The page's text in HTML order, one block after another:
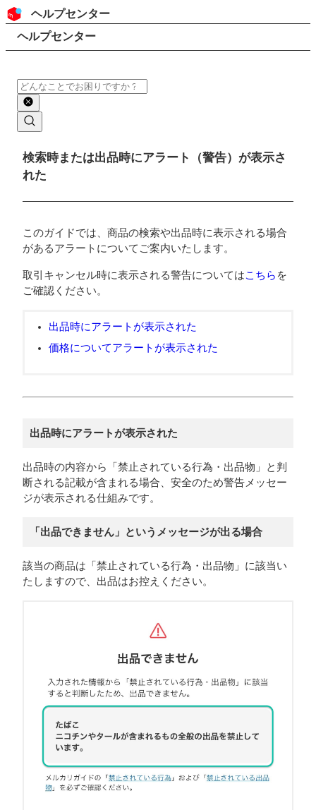
コンテンツにスキップ
ヘッダー
ヘルプセンター
検索
パンくずリスト
ヘルプセンター
検索
メインコンテンツ
検索時または出品時にアラート（警告）が表示さ
れた
このガイドでは、商品の検索や出品時に表示される場合
があるアラートについてご案内いたします。
取引キャンセル時に表示される警告についてはこちら を
ご確認ください。
出品時にアラートが表示された
​​価格についてアラートが表示された
​​出品時にアラートが表示された
出品時の内容から「禁止されている行為・出品物」と判
断される記載が含まれる場合、安全のため警告メッセー
ジが表示される仕組みです。
「出品できません」というメッセージが出る場合
該当の商品は「禁止されている行為・出品物」に該当い
たしますので、出品はお控えください。